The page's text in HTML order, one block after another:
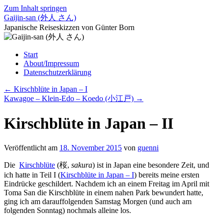
Zum Inhalt springen
Gaijin-san (外人 さん)
Japanische Reiseskizzen von Günter Born
Start
About/Impressum
Datenschutzerklärung
← Kirschblüte in Japan – I
Kawagoe – Klein-Edo – Koedo (小江戸) →
Kirschblüte in Japan – II
Veröffentlicht am 18. November 2015 von guenni
Die Kirschblüte (桜, sakura) ist in Japan eine besondere Zeit, und
ich hatte in Teil I (Kirschblüte in Japan – I) bereits meine ersten
Eindrücke geschildert. Nachdem ich an einem Freitag im April mit
Toma San die Kirschblüte in einem nahen Park bewundert hatte,
ging ich am darauffolgenden Samstag Morgen (und auch am
folgenden Sonntag) nochmals alleine los.